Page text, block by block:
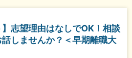
】志望理由はなしでOK！相談
しませんか？＜早期離職大